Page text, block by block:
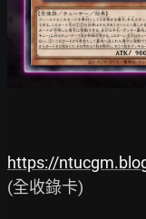
https://
(全收錄卡)